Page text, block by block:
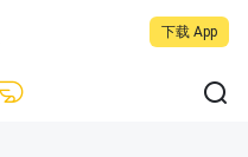
下载 App